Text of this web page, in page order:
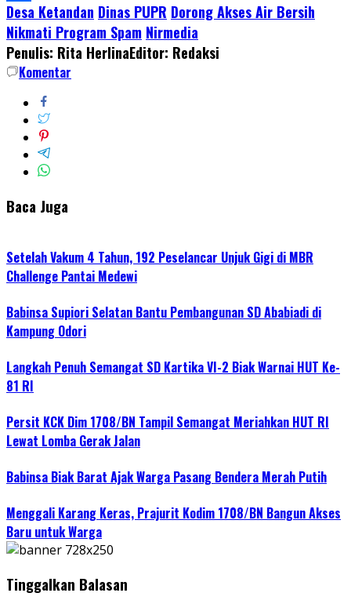
Share
Desa Ketandan Dinas PUPR Dorong Akses Air Bersih
Nikmati Program Spam Nirmedia
Penulis: Rita HerlinaEditor: Redaksi
Komentar
Baca Juga
Setelah Vakum 4 Tahun, 192 Peselancar Unjuk Gigi di MBR
Challenge Pantai Medewi
Babinsa Supiori Selatan Bantu Pembangunan SD Ababiadi di
Kampung Odori
Langkah Penuh Semangat SD Kartika VI-2 Biak Warnai HUT Ke-
81 RI
Persit KCK Dim 1708/BN Tampil Semangat Meriahkan HUT RI
Lewat Lomba Gerak Jalan
Babinsa Biak Barat Ajak Warga Pasang Bendera Merah Putih
Menggali Karang Keras, Prajurit Kodim 1708/BN Bangun Akses
Baru untuk Warga
Tinggalkan Balasan